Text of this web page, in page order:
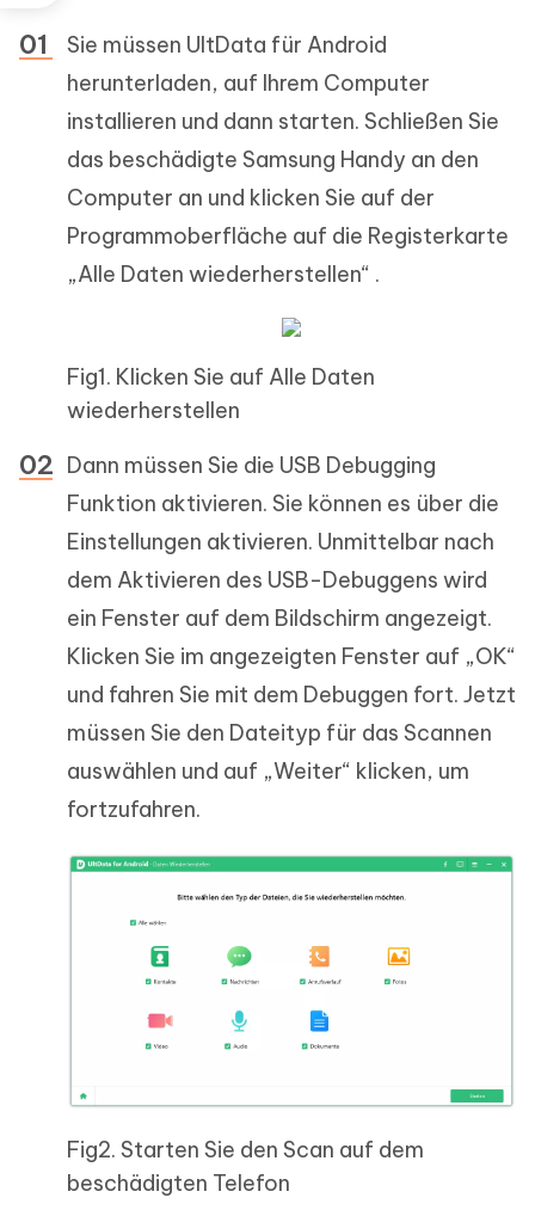
Sie müssen UltData für Android
herunterladen, auf Ihrem Computer
installieren und dann starten. Schließen Sie
das beschädigte Samsung Handy an den
Computer an und klicken Sie auf der
Programmoberfläche auf die Registerkarte
„Alle Daten wiederherstellen“ .
Fig1. Klicken Sie auf Alle Daten
wiederherstellen
Dann müssen Sie die USB Debugging
Funktion aktivieren. Sie können es über die
Einstellungen aktivieren. Unmittelbar nach
dem Aktivieren des USB-Debuggens wird
ein Fenster auf dem Bildschirm angezeigt.
Klicken Sie im angezeigten Fenster auf „OK“
und fahren Sie mit dem Debuggen fort. Jetzt
müssen Sie den Dateityp für das Scannen
auswählen und auf „Weiter“ klicken, um
fortzufahren.
Fig2. Starten Sie den Scan auf dem
beschädigten Telefon